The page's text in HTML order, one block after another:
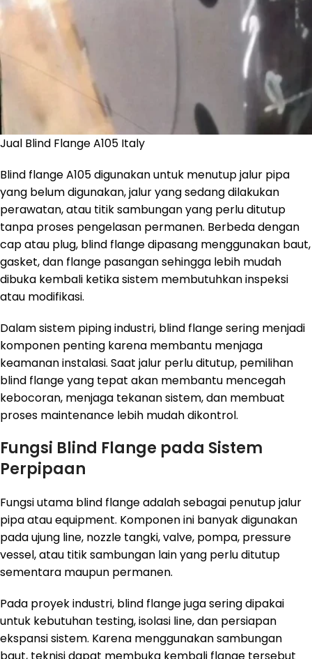
Jual Blind Flange A105 Italy
Blind flange A105 digunakan untuk menutup jalur pipa
yang belum digunakan, jalur yang sedang dilakukan
perawatan, atau titik sambungan yang perlu ditutup
tanpa proses pengelasan permanen. Berbeda dengan
cap atau plug, blind flange dipasang menggunakan baut,
gasket, dan flange pasangan sehingga lebih mudah
dibuka kembali ketika sistem membutuhkan inspeksi
atau modifikasi.
Dalam sistem piping industri, blind flange sering menjadi
komponen penting karena membantu menjaga
keamanan instalasi. Saat jalur perlu ditutup, pemilihan
blind flange yang tepat akan membantu mencegah
kebocoran, menjaga tekanan sistem, dan membuat
proses maintenance lebih mudah dikontrol.
Fungsi Blind Flange pada Sistem
Perpipaan
Fungsi utama blind flange adalah sebagai penutup jalur
pipa atau equipment. Komponen ini banyak digunakan
pada ujung line, nozzle tangki, valve, pompa, pressure
vessel, atau titik sambungan lain yang perlu ditutup
sementara maupun permanen.
Pada proyek industri, blind flange juga sering dipakai
untuk kebutuhan testing, isolasi line, dan persiapan
ekspansi sistem. Karena menggunakan sambungan